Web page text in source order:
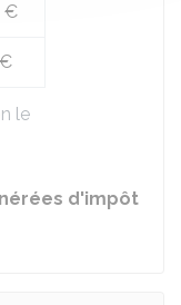
le
€
d'impôt